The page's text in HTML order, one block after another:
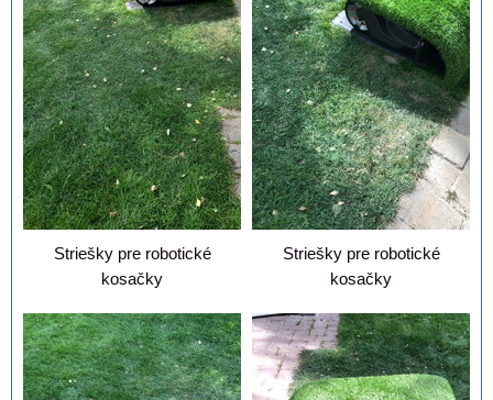
Striešky pre robotické
kosačky
Striešky pre robotické
kosačky